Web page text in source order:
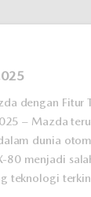
dengan Fitur
– Mazda
dunia
menjadi
teknologi